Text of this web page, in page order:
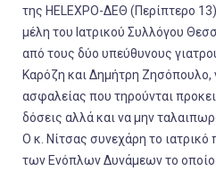
της HELEXPO-ΔΕΘ (Περίπτερο
μέλη του Ιατρικού Συλλόγου
από τους δύο υπεύθυνους
Καρόζη και Δημήτρη Ζησόπουλο,
ασφαλείας που τηρούνται
δόσεις αλλά και να μην
Ο κ. Νίτσας συνεχάρη το
τ​ων Ενόπλων Δυνάμεων το οποίο